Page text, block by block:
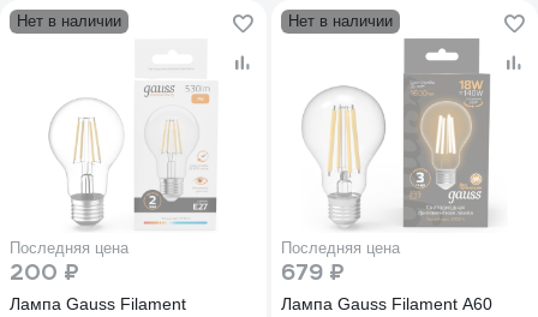
Нет в наличии
Последняя цена
200 ₽
Лампа Gauss Filament
Нет в наличии
Последняя цена
679 ₽
Лампа Gauss Filament А60